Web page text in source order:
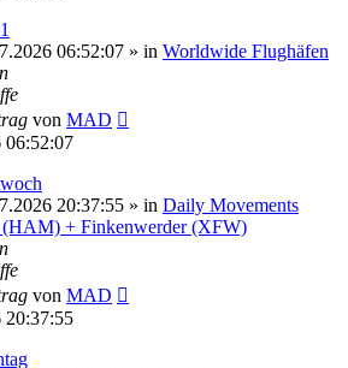
06:52:07 » in Worldwide Flughäfen
von MAD
06:52:07
20:37:55 » in Daily Movements
+ Finkenwerder (XFW)
von MAD
20:37:55